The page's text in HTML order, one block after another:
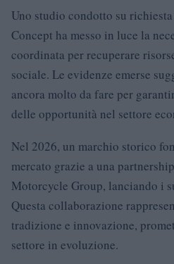
Uno studio condotto su
Concept ha messo in luce la
coordinata per recuperare
sociale. Le evidenze emerse
ancora molto da fare per
delle opportunità nel settore
Nel 2026, un marchio storico
mercato grazie a una
Motorcycle Group, lanciando i
Questa collaborazione
tradizione e innovazione,
settore in evoluzione.